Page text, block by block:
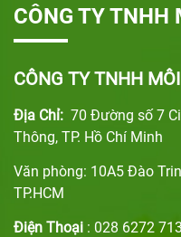
CÔNG TY TNHH
CÔNG TY TNHH
Địa Chỉ: 70 Đường số 7
Thông, TP. Hồ Chí Minh
Văn phòng: 10A5 Đào
TP.HCM
Điện Thoại : 028 6272